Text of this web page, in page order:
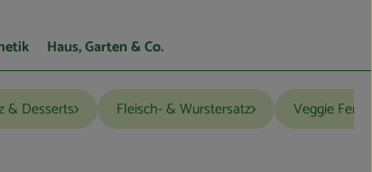
Haus, Garten & Co.
& Desserts Fleisch- & Wurstersatz Veggie